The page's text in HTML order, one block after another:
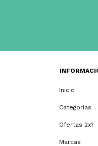
Inicio
Categorías
Ofertas 2x1
Marcas